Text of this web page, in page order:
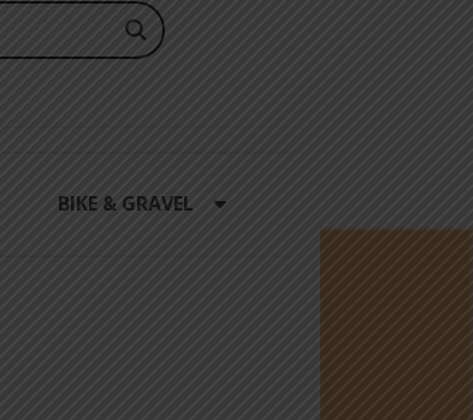
BIKE & GRAVEL